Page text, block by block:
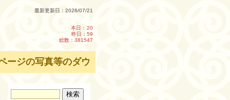
最新更新日：2026/07/21
本日： 20
昨日：59
総数：381547
ジの写真等のダウンロード・転載を禁止します。